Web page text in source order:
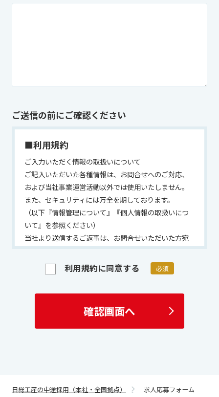
ご送信の前にご確認ください
■利用規約
ご入力いただく情報の取扱いについて
ご記入いただいた各種情報は、お問合せへのご対応、
および当社事業運営活動以外では使用いたしません。
また、セキュリティには万全を期しております。
（以下『情報管理について』『個人情報の取扱いにつ
いて』を参照ください）
当社より送信するご返事は、お問合せいただいた方宛
ご回答させていただいた内容の一部または全部を、そ
の他の目的で使用されることは堅くお断り致します。
場合もございますので、あらかじめご了承ください。
確認ください 「情報セキュリティポリシー」は こち
利用規約に同意する 必須
確認画面へ
日総工産の中途採用（本社・全国拠点） 求人応募フォーム